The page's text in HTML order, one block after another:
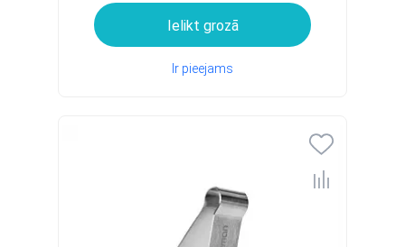
Ielikt grozā
Ir pieejams